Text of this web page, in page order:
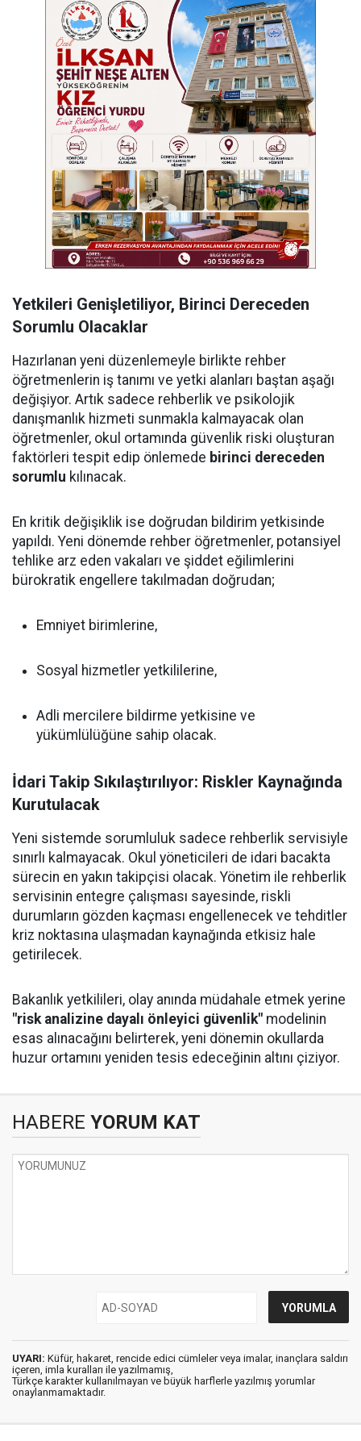
Yetkileri Genişletiliyor, Birinci Dereceden
Sorumlu Olacaklar
Hazırlanan yeni düzenlemeyle birlikte rehber
öğretmenlerin iş tanımı ve yetki alanları baştan aşağı
değişiyor. Artık sadece rehberlik ve psikolojik
danışmanlık hizmeti sunmakla kalmayacak olan
öğretmenler, okul ortamında güvenlik riski oluşturan
faktörleri tespit edip önlemede birinci dereceden
sorumlu kılınacak.
En kritik değişiklik ise doğrudan bildirim yetkisinde
yapıldı. Yeni dönemde rehber öğretmenler, potansiyel
tehlike arz eden vakaları ve şiddet eğilimlerini
bürokratik engellere takılmadan doğrudan;
Emniyet birimlerine,
Sosyal hizmetler yetkililerine,
Adli mercilere bildirme yetkisine ve
yükümlülüğüne sahip olacak.
İdari Takip Sıkılaştırılıyor: Riskler Kaynağında
Kurutulacak
Yeni sistemde sorumluluk sadece rehberlik servisiyle
sınırlı kalmayacak. Okul yöneticileri de idari bacakta
sürecin en yakın takipçisi olacak. Yönetim ile rehberlik
servisinin entegre çalışması sayesinde, riskli
durumların gözden kaçması engellenecek ve tehditler
kriz noktasına ulaşmadan kaynağında etkisiz hale
getirilecek.
Bakanlık yetkilileri, olay anında müdahale etmek yerine
"risk analizine dayalı önleyici güvenlik" modelinin
esas alınacağını belirterek, yeni dönemin okullarda
huzur ortamını yeniden tesis edeceğinin altını çiziyor.
HABERE YORUM KAT
UYARI: Küfür, hakaret, rencide edici cümleler veya imalar, inançlara saldırı
içeren, imla kuralları ile yazılmamış,
Türkçe karakter kullanılmayan ve büyük harflerle yazılmış yorumlar
onaylanmamaktadır.